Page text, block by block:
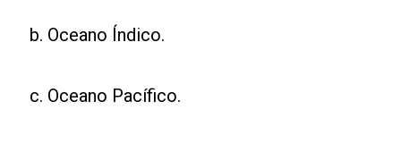
b. Oceano Índico.
c. Oceano Pacífico.